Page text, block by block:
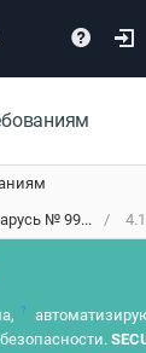
№ 99...
4.1
?